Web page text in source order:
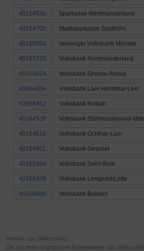
40154530 Sparkasse Westmünsterland
40154702 Stadtsparkasse Stadtlohn
40160050 Vereinigte Volksbank Münster
40163720 Volksbank Nordmünsterland
40164024 Volksbank Gronau-Ahaus
40164256 Volksbank Laer-Horstmar-Leer
40164352 Volksbank Nottuln
40164528 Volksbank Südmünsterland-
40164618 Volksbank Ochtrup-Laer
40164901 Volksbank Gescher
40165366 Volksbank Selm-Bork
40166439 Volksbank LengerichLotte
40166800 Volksbank Buldern
Hinweis zum Datenschutz:
Die von Ihnen eingegebene Kontonummer oder IBAN